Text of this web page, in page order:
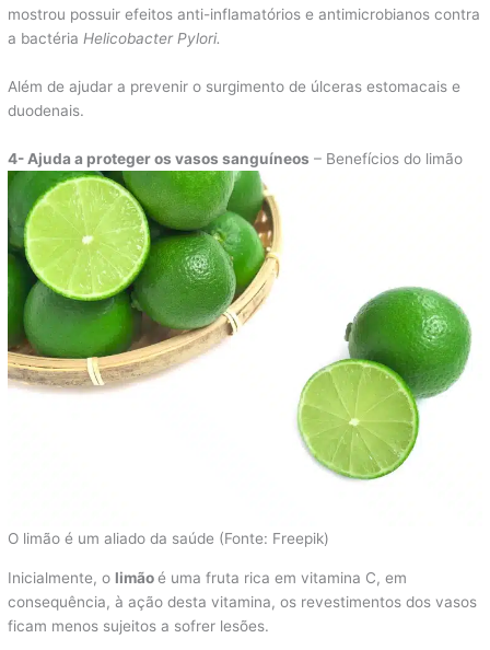
mostrou possuir efeitos anti-inflamatórios e antimicrobianos contra
a bactériaHelicobacter Pylori.
Além de ajudar a prevenir o surgimento de úlceras estomacais e
duodenais.
4- Ajuda a proteger os vasos sanguíneos – Benefícios do limão
O limão é um aliado da saúde (Fonte: Freepik)
Inicialmente, o limãoé uma fruta rica em vitamina C, em
consequência, à ação desta vitamina, os revestimentos dos vasos
ficam menos sujeitos a sofrer lesões.